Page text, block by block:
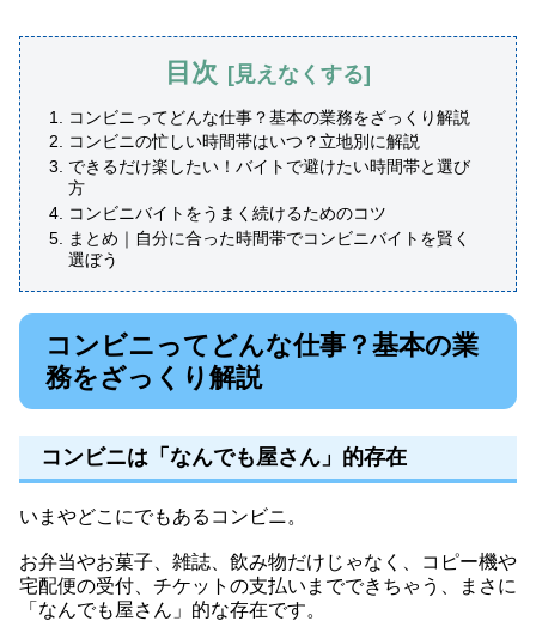
目次
コンビニってどんな仕事？基本の業務をざっくり解説
コンビニの忙しい時間帯はいつ？立地別に解説
できるだけ楽したい！バイトで避けたい時間帯と選び
方
コンビニバイトをうまく続けるためのコツ
まとめ｜自分に合った時間帯でコンビニバイトを賢く
選ぼう
コンビニってどんな仕事？基本の業
務をざっくり解説
コンビニは「なんでも屋さん」的存在
いまやどこにでもあるコンビニ。
お弁当やお菓子、雑誌、飲み物だけじゃなく、コピー機や
宅配便の受付、チケットの支払いまでできちゃう、まさに
「なんでも屋さん」的な存在です。